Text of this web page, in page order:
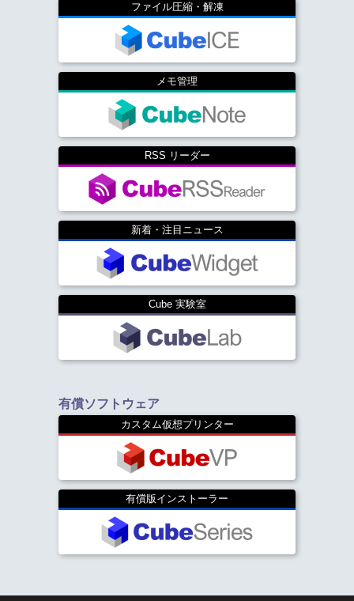
ファイル圧縮・解凍
メモ管理
RSS リーダー
新着・注目ニュース
Cube 実験室
有償ソフトウェア
カスタム仮想プリンター
有償版インストーラー